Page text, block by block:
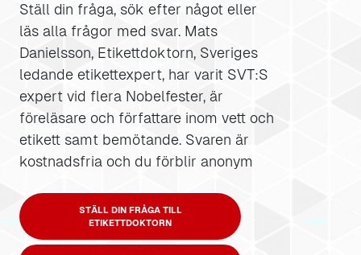
Ställ din fråga, sök efter något eller
läs alla frågor med svar. Mats
Danielsson, Etikettdoktorn, Sveriges
ledande etikettexpert, har varit SVT:S
expert vid flera Nobelfester, är
föreläsare och författare inom vett och
etikett samt bemötande. Svaren är
kostnadsfria och du förblir anonym
STÄLL DIN FRÅGA TILL
ETIKETTDOKTORN